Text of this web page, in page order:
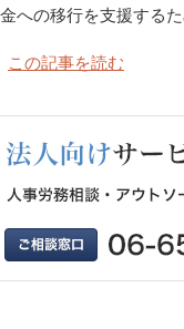
への移行を支援する
この記事を読む